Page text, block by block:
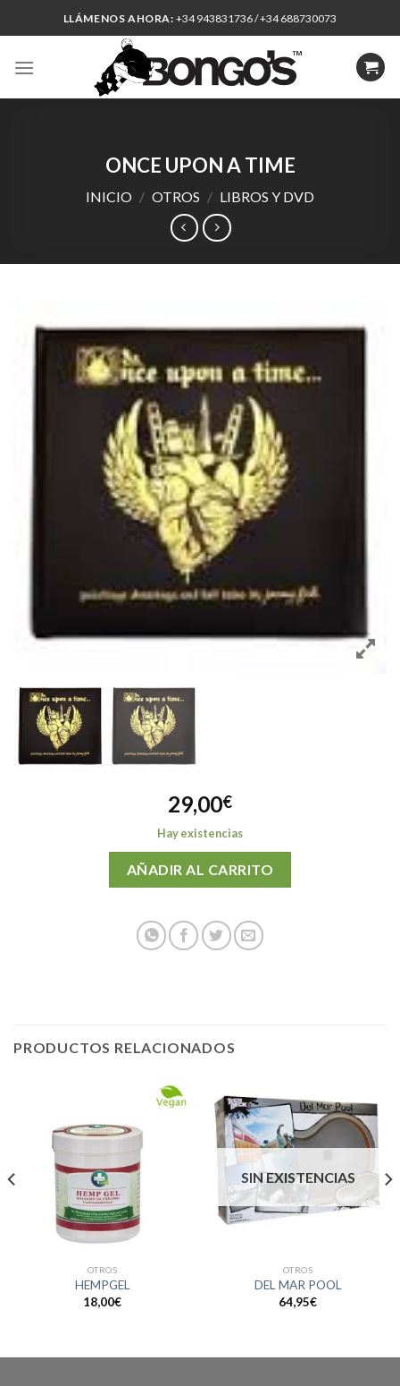
to
LLÁMENOS AHORA:+34 943831736 / +34 688730073
ONCE UPON A TIME
INICIO / OTROS / LIBROS Y DVD
29,00€
Hay existencias
AÑADIR AL CARRITO
PRODUCTOS RELACIONADOS
OTROS
HEMPGEL
18,00€
SIN EXISTENCIAS
OTROS
DEL MAR POOL
64,95€